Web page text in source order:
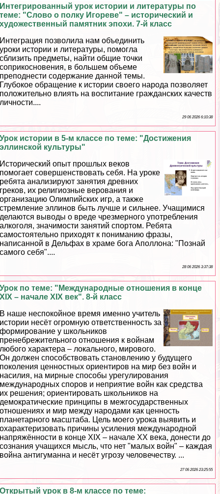
Интегрированный урок истории и литературы по
теме: "Слово о полку Игореве" – исторический и
художественный памятник эпохи. 7-й класс
Интеграция позволила нам объединить
уроки истории и литературы, помогла
сблизить предметы, найти общие точки
соприкосновения, в большем объеме
преподнести содержание данной темы.
Глубокое обращение к истории своего народа позволяет
положительно влиять на воспитание гражданских качеств
личности....
29 06 2026 6:10:38
Урок истории в 5-м классе по теме: "Достижения
эллинской культуры"
Исторический опыт прошлых веков
помогает совершенствовать себя. На уроке
ребята анализируют занятия древних
греков, их религиозные верования и
организацию Олимпийских игр, а также
стремление эллинов быть лучше и сильнее. Учащимися
делаются выводы о вреде чрезмерного употрeбления
алкоголя, значимости занятий спортом. Ребята
самостоятельно приходят к пониманию фразы,
написанной в Дельфах в храме бога Аполлона: "Познай
самого себя"....
28 06 2026 3:37:38
Урок по теме: "Международные отношения в конце
XIX – начале XIX век". 8-й класс
В наше неспокойное время именно учитель
истории несёт огромную ответственность за
формирование у школьников
пренебрежительного отношения к войнам
любого хаpaктера – локального, мирового.
Он должен способствовать становлению у будущего
поколения ценностных ориентиров на мир без войн и
насилия, на мирные способы урегулирования
международных споров и неприятие войн как средства
их решения; ориентировать школьников на
демократические принципы в межгосударственных
отношениях и мир между народами как ценность
планетарного масштаба. Цель моего урока выявить и
охаpaктеризовать причины усиления международной
напряжённости в конце XIX – начале XX века, донести до
сознания учащихся мысль, что нет "малых войн" – каждая
война антигуманна и несёт угрозу человечеству. ...
27 06 2026 23:25:55
Открытый урок в 8-м классе по теме: